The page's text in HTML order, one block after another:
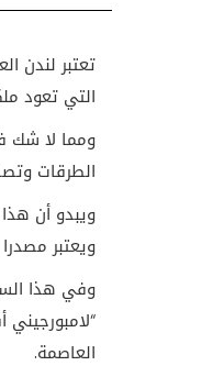
تعتبر لندن
التي تعود
ومما لا شك
الطرقات
ويبدو أن
ويعتبر مصدرا
وفي هذا
العاصمة.